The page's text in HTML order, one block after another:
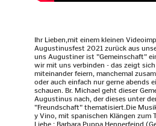
Ihr Lieben,mit einem kleinen
Augustinusfest 2021 zurück aus
uns Augustiner ist "Gemeinschaft"
wir mit uns verbinden - das zeigt
miteinander feiern, manchemal
oder auch einfach nur gerne abends
schauen. Br. Michael geht dieser
Augustinus nach, der dieses unter
"Freundschaft" thematisiert.Die
y Vino, mit spanischen Klängen zum
Liebe : Barbara Puppa Hennerfeind